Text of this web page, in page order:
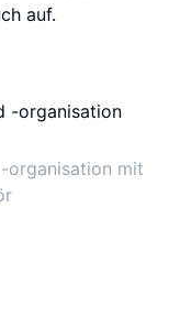
auf.
organisation mit